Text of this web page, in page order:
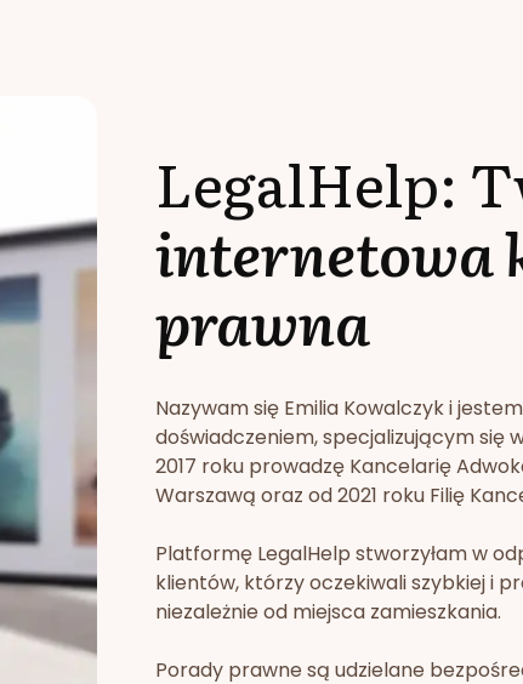
LegalHelp:
internetowa
prawna
Nazywam się Emilia Kowalczyk i
doświadczeniem, specjalizującym się
2017 roku prowadzę Kancelarię
Warszawą oraz od 2021 roku Filię
Platformę LegalHelp stworzyłam w
klientów, którzy oczekiwali szybkiej i
niezależnie od miejsca zamieszkania.
Porady prawne są udzielane